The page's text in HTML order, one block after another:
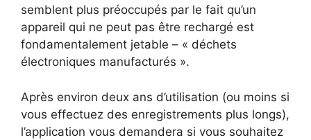
semblent plus préoccupés par le fait qu’un
appareil qui ne peut pas être rechargé est
fondamentalement jetable – « déchets
électroniques manufacturés ».
Après environ deux ans d’utilisation (ou moins si
vous effectuez des enregistrements plus longs),
l’application vous demandera si vous souhaitez